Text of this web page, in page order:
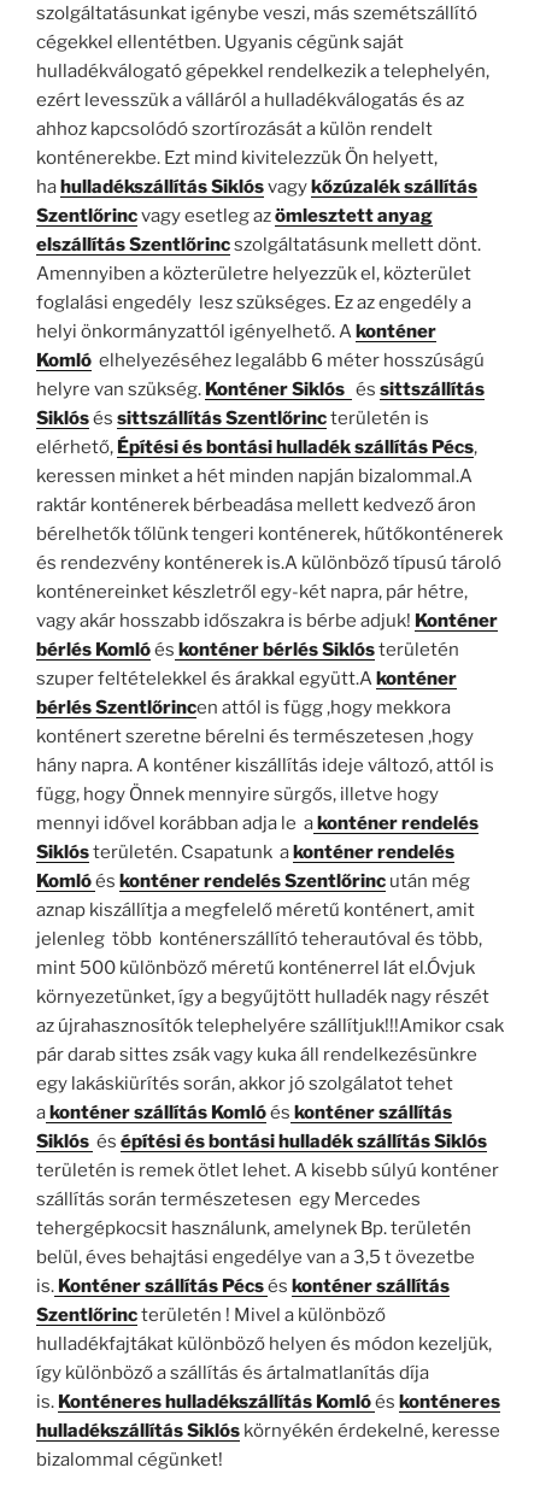
szolgáltatásunkat igénybe veszi, más szemétszállító
cégekkel ellentétben. Ugyanis cégünk saját
hulladékválogató gépekkel rendelkezik a telephelyén,
ezért levesszük a válláról a hulladékválogatás és az
ahhoz kapcsolódó szortírozását a külön rendelt
konténerekbe. Ezt mind kivitelezzük Ön helyett,
hahulladékszállítás Siklósvagykőzúzalék szállítás
Szentlőrincvagy esetleg azömlesztett anyag
elszállítás Szentlőrincszolgáltatásunk mellett dönt.
Amennyiben a közterületre helyezzük el, közterület
foglalási engedély lesz szükséges. Ez az engedély a
helyi önkormányzattól igényelhető. Akonténer
Komló elhelyezéséhez legalább 6 méter hosszúságú
helyre van szükség. Konténer Siklós és sittszállítás
Siklósés sittszállítás Szentlőrincterületén is
elérhető, Építési és bontási hulladék szállítás Pécs,
keressen minket a hét minden napján bizalommal.A
raktár konténerek bérbeadása mellett kedvező áron
bérelhetők tőlünk tengeri konténerek, hűtőkonténerek
és rendezvény konténerek is.A különböző típusú tároló
konténereinket készletről egy-két napra, pár hétre,
vagy akár hosszabb időszakra is bérbe adjuk! Konténer
bérlés Komlóés konténer bérlés Siklósterületén
szuper feltételekkel és árakkal együtt.Akonténer
bérlés Szentlőrincen attól is függ ,hogy mekkora
konténert szeretne bérelni és természetesen ,hogy
hány napra. A konténer kiszállítás ideje változó, attól is
függ, hogy Önnek mennyire sürgős, illetve hogy
mennyi idővel korábban adja le akonténer rendelés
Siklósterületén. Csapatunk akonténer rendelés
Komlóés konténer rendelés Szentlőrinc után még
aznap kiszállítja a megfelelő méretű konténert, amit
jelenleg több konténerszállító teherautóval és több,
mint 500 különböző méretű konténerrel lát el.Óvjuk
környezetünket, így a begyűjtött hulladék nagy részét
az újrahasznosítók telephelyére szállítjuk!!!Amikor csak
pár darab sittes zsák vagy kuka áll rendelkezésünkre
egy lakáskiürítés során, akkor jó szolgálatot tehet
akonténer szállítás Komlóés konténer szállítás
Siklós és építési és bontási hulladék szállítás Siklós
területén is remek ötlet lehet. A kisebb súlyú konténer
szállítás során természetesen egy Mercedes
tehergépkocsit használunk, amelynek Bp. területén
belül, éves behajtási engedélye van a 3,5 t övezetbe
is. Konténer szállítás Pécsés konténer szállítás
Szentlőrincterületén ! Mivel a különböző
hulladékfajtákat különböző helyen és módon kezeljük,
így különböző a szállítás és ártalmatlanítás díja
is. Konténeres hulladékszállítás Komlóés konténeres
hulladékszállítás Siklós környékén érdekelné, keresse
bizalommal cégünket!